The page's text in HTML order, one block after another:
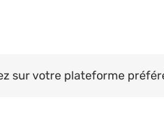
sur votre plateforme